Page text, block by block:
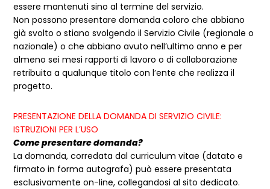
essere mantenuti sino al termine del servizio.
Non possono presentare domanda coloro che abbiano
già svolto o stiano svolgendo il Servizio Civile (regionale o
nazionale) o che abbiano avuto nell’ultimo anno e per
almeno sei mesi rapporti di lavoro o di collaborazione
retribuita a qualunque titolo con l’ente che realizza il
progetto.
PRESENTAZIONE DELLA DOMANDA DI SERVIZIO CIVILE:
ISTRUZIONI PER L’USO
Come presentare domanda?
La domanda, corredata dal curriculum vitae (datato e
firmato in forma autografa) può essere presentata
esclusivamente on-line, collegandosi al sito dedicato.